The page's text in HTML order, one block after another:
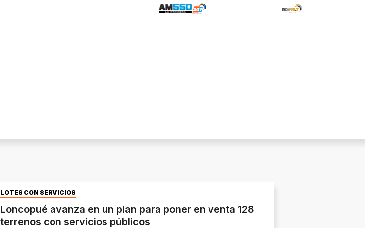
LOTES CON SERVICIOS
Loncopué avanza en un plan para poner en venta 128
terrenos con servicios públicos